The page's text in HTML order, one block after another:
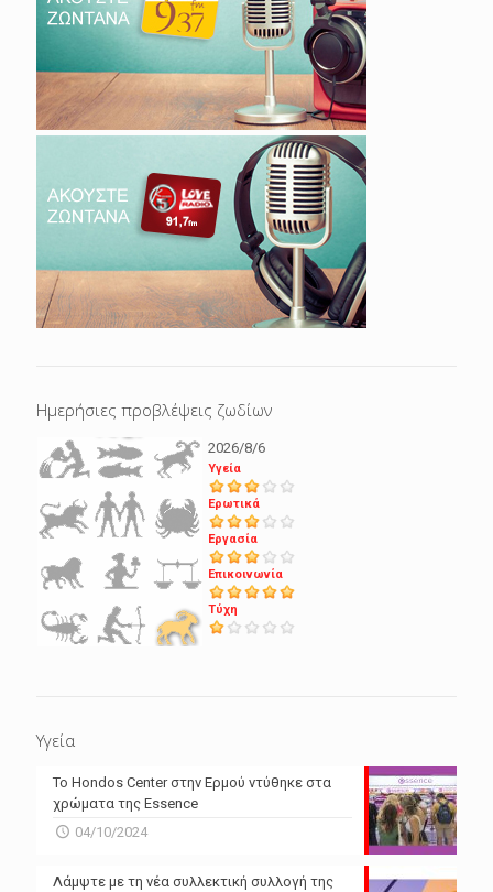
Ημερήσιες προβλέψεις ζωδίων
2026/8/6
Υγεία
Ερωτικά
Εργασία
Επικοινωνία
Τύχη
Υγεία
Το Hondos Center στην Ερμού ντύθηκε στα
χρώματα της Essence
04/10/2024
Λάμψτε με τη νέα συλλεκτική συλλογή της